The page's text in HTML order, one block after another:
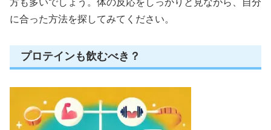
方も多いでしょう。体の反応をしっかりと見ながら、自分
に合った方法を探してみてください。
プロテインも飲むべき？